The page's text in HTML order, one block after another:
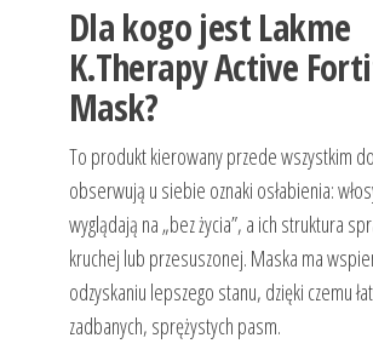
Dla kogo jest Lakme
K.Therapy Active
Mask?
To produkt kierowany przede wszystkim
obserwują u siebie oznaki osłabienia:
wyglądają na „bez życia”, a ich struktura
kruchej lub przesuszonej. Maska ma
odzyskaniu lepszego stanu, dzięki czemu
zadbanych, sprężystych pasm.